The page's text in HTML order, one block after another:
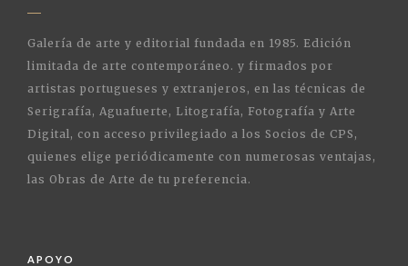
Galería de arte y editorial fundada en 1985. Edición
limitada de arte contemporáneo. y firmados por
artistas portugueses y extranjeros, en las técnicas de
Serigrafía, Aguafuerte, Litografía, Fotografía y Arte
Digital, con acceso privilegiado a los Socios de CPS,
quienes elige periódicamente con numerosas ventajas,
las Obras de Arte de tu preferencia.
APOYO